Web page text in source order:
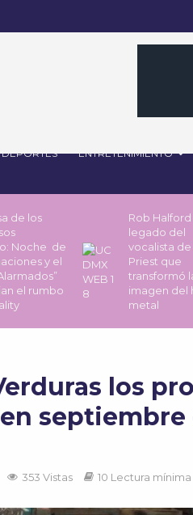
DEPORTES ENTRETENIMIENTO
de los
Noche de
y el
el rumbo
Rob Halford
legado del
vocalista de
Priest que
transformó
imagen del
metal
los
septiembre
353 Vistas 10 Lectura mínima